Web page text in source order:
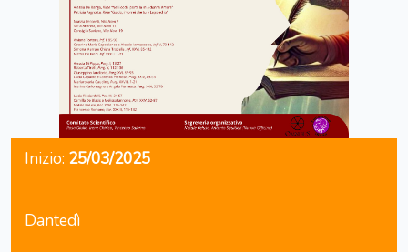
Inizio: 25/03/2025
Dantedì